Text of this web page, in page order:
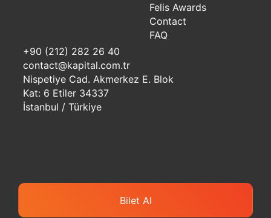
Felis Awards
Contact
FAQ
+90 (212) 282 26 40
contact@kapital.com.tr
Nispetiye Cad. Akmerkez E. Blok
Kat: 6 Etiler 34337
İstanbul / Türkiye
Bilet Al